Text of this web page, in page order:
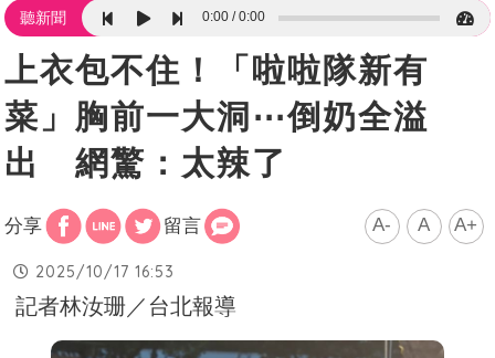
聽新聞 0:00 0:00
上衣包不住！「啦啦隊新有
菜」胸前一大洞⋯倒奶全溢
出 網驚：太辣了
分享 留言 A- A A+
2025/10/17 16:53
記者林汝珊／台北報導